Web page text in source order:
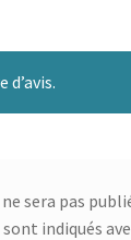
d’avis.
sera pas
indiqués